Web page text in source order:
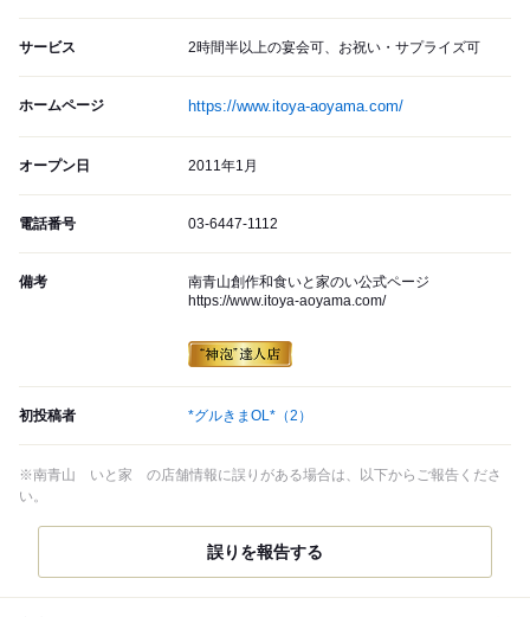
サービス 2時間半以上の宴会可、お祝い・サプライズ可
ホームページ https://www.itoya-aoyama.com/
オープン日 2011年1月
電話番号 03-6447-1112
備考
南青山創作和食いと家のい公式ページ
https://www.itoya-aoyama.com/
初投稿者 *グルきまOL* （2）
※南青山 いと家 の店舗情報に誤りがある場合は、以下からご報告くださ
い。
誤りを報告する